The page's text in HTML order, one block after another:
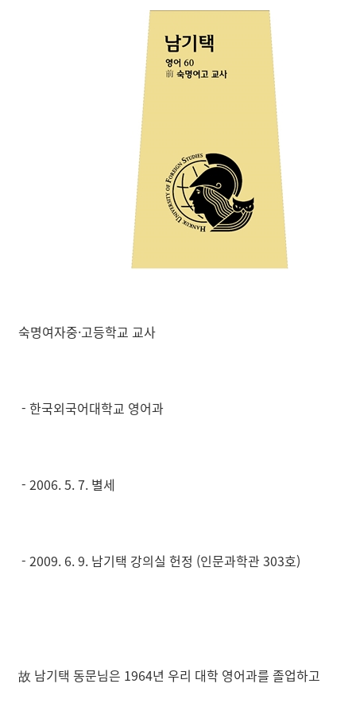
숙명여자중·고등학교 교사
- 한국외국어대학교 영어과
- 2006. 5. 7. 별세
- 2009. 6. 9. 남기택 강의실 헌정 (인문과학관 303호)
故 남기택 동문님은 1964년 우리 대학 영어과를 졸업하고